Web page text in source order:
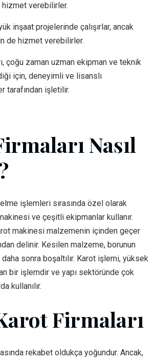
verebilirler.
inşaat projelerinde çalışırlar, ancak
de hizmet verebilirler.
çoğu zaman uzman ekipman ve teknik
için, deneyimli ve lisanslı
tarafından işletilir.
Nasıl
işlemleri sırasında özel olarak
ve çeşitli ekipmanlar kullanır.
makinesi malzemenin içinden geçer
delinir. Kesilen malzeme, borunun
sonra boşaltılır. Karot işlemi, yüksek
bir işlemdir ve yapı sektöründe çok
kullanılır.
Firmaları
rekabet oldukça yoğundur. Ancak,